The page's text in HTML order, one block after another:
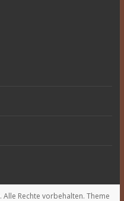
. Alle Rechte vorbehalten. Theme